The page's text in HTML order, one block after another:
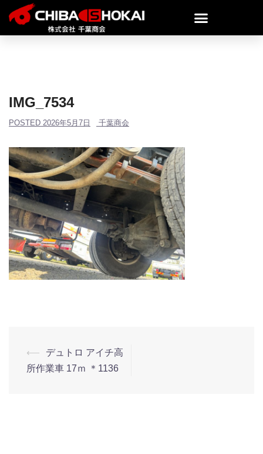
IMG_7534
POSTED 2026年5月7日 千葉商会
⟵
デュトロ アイチ高
所作業車 17ｍ ＊1136